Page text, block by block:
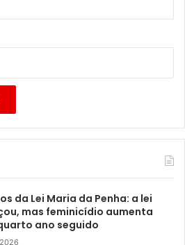
da Lei Maria da Penha: a lei
mas feminicídio aumenta
ano seguido